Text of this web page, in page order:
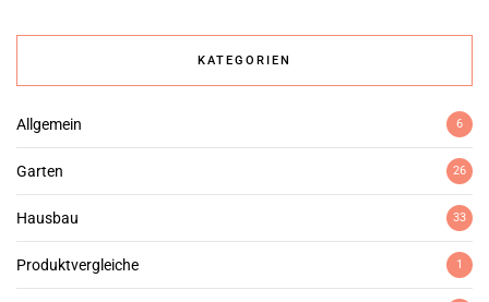
KATEGORIEN
Allgemein 6
Garten 26
Hausbau 33
Produktvergleiche 1